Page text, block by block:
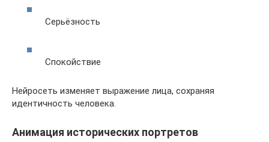
Серьёзность
Спокойствие
Нейросеть изменяет выражение лица, сохраняя
идентичность человека.
Анимация исторических портретов